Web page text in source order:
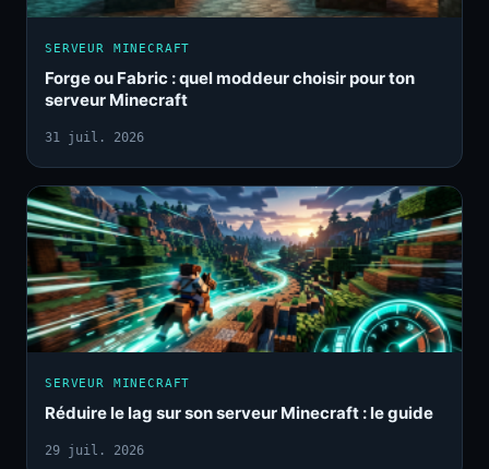
SERVEUR MINECRAFT
Forge ou Fabric : quel moddeur choisir pour ton
serveur Minecraft
31 juil. 2026
SERVEUR MINECRAFT
Réduire le lag sur son serveur Minecraft : le guide
29 juil. 2026